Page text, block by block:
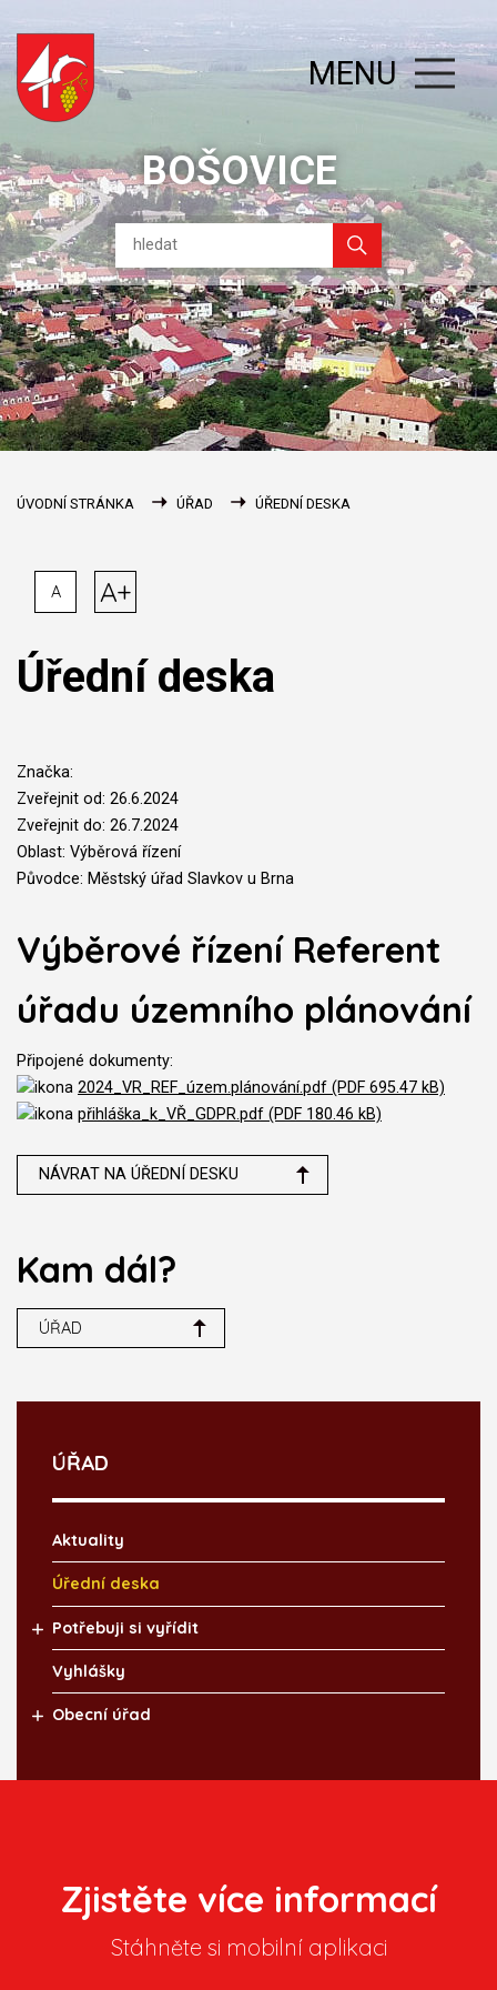
BOŠOVICE
MENU
ÚVODNÍ STRÁNKA ÚŘAD ÚŘEDNÍ DESKA
A A+
Úřední deska
Značka:
Zveřejnit od: 26.6.2024
Zveřejnit do: 26.7.2024
Oblast: Výběrová řízení
Původce: Městský úřad Slavkov u Brna
Výběrové řízení Referent
úřadu územního plánování
Připojené dokumenty:
2024_VR_REF_územ.plánování.pdf (PDF 695.47 kB)
přihláška_k_VŘ_GDPR.pdf (PDF 180.46 kB)
NÁVRAT NA ÚŘEDNÍ DESKU
Kam dál?
ÚŘAD
ÚŘAD
Aktuality
Úřední deska
Potřebuji si vyřídit
Vyhlášky
Obecní úřad
Zjistěte více informací
Stáhněte si mobilní aplikaci